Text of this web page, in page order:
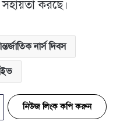
করছে।
নার্স দিবস
নিউজ লিংক কপি করুন